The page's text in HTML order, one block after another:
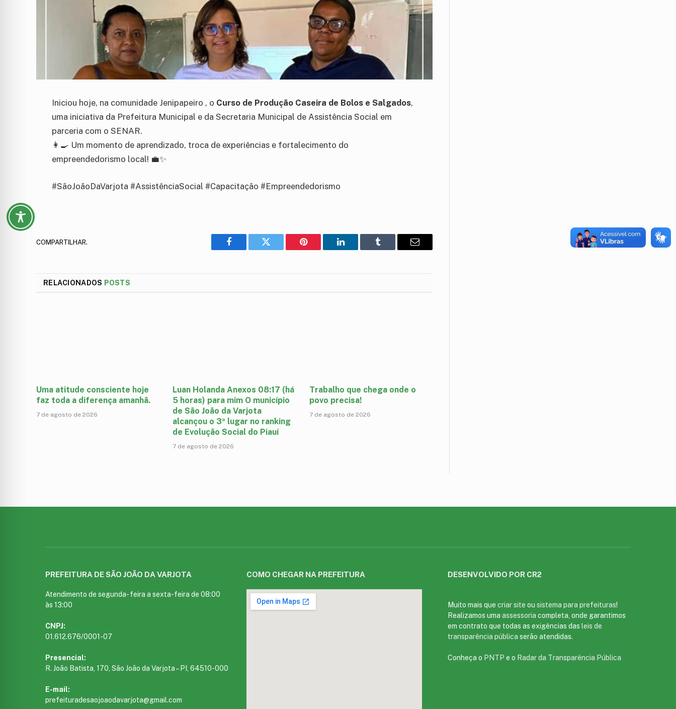
Iniciou hoje, na comunidade Jenipapeiro , o Curso de Produção Caseira de Bolos e Salgados,
uma iniciativa da Prefeitura Municipal e da Secretaria Municipal de Assistência Social em
parceria com o SENAR.
👩‍🍳 Um momento de aprendizado, troca de experiências e fortalecimento do
empreendedorismo local! 💼✨
#SãoJoãoDaVarjota #AssistênciaSocial #Capacitação #Empreendedorismo
COMPARTILHAR.
Facebook Twitter Pinterest LinkedIn Tumblr
E-
RELACIONADOS POSTS
Uma atitude consciente hoje
faz toda a diferença amanhã.
7 de agosto de 2026
Luan Holanda Anexos 08:17 (há
5 horas) para mim O município
de São João da Varjota
alcançou o 3º lugar no ranking
de Evolução Social do Piauí
7 de agosto de 2026
Trabalho que chega onde o
povo precisa!
7 de agosto de 2026
PREFEITURA DE SÃO JOÃO DA VARJOTA
Atendimento de segunda- feira a sexta-feira de 08:00
às 13:00
CNPJ:
01.612.676/0001-07
Presencial:
R. João Batista, 170, São João da Varjota – PI, 64510-000
E-mail:
prefeituradesaojoaodavarjota@gmail.com
COMO CHEGAR NA PREFEITURA DESENVOLVIDO POR CR2
Muito mais que criar site ou sistema para prefeituras!
Realizamos uma assessoria completa, onde garantimos
em contrato que todas as exigências das leis de
transparência pública serão atendidas.
Conheça o PNTP e o Radar da Transparência Pública